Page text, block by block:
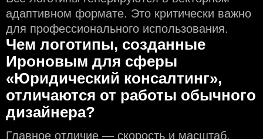
адаптивном формате. Это критически важно
для профессионального использования.
Чем логотипы, созданные
Ироновым для сферы
«Юридический консалтинг»,
отличаются от работы обычного
дизайнера?
Главное отличие — скорость и масштаб.